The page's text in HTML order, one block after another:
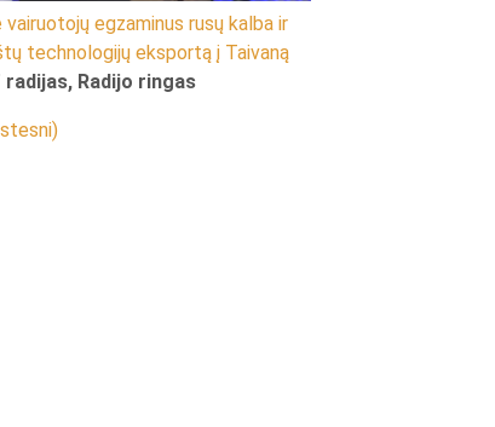
vairuotojų egzaminus rusų kalba ir
technologijų eksportą į Taivaną
radijas, Radijo ringas